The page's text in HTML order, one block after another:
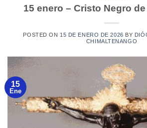
15 enero – Cristo Negro
POSTED ON 15 DE ENERO DE 2026 BY
CHIMALTENANGO
15
Ene